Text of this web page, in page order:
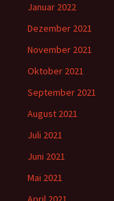
Januar 2022
Dezember 2021
November 2021
Oktober 2021
September 2021
August 2021
Juli 2021
Juni 2021
Mai 2021